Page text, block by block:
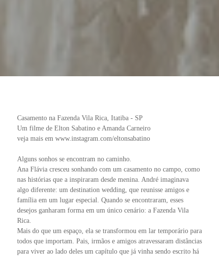
Casamento na Fazenda Vila Rica, Itatiba - SP
Um filme de Elton Sabatino e Amanda Carneiro
veja mais em www.instagram.com/eltonsabatino
Alguns sonhos se encontram no caminho.
Ana Flávia cresceu sonhando com um casamento no campo, como
nas histórias que a inspiraram desde menina. André imaginava
algo diferente: um destination wedding, que reunisse amigos e
família em um lugar especial. Quando se encontraram, esses
desejos ganharam forma em um único cenário: a Fazenda Vila
Rica.
Mais do que um espaço, ela se transformou em lar temporário para
todos que importam. Pais, irmãos e amigos atravessaram distâncias
para viver ao lado deles um capítulo que já vinha sendo escrito há